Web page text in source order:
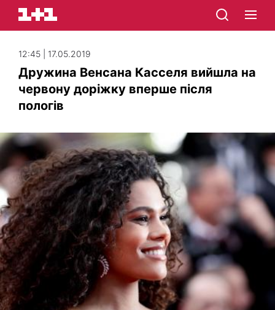
12:45 | 17.05.2019
Дружина Венсана Касселя вийшла на
червону доріжку вперше після
пологів